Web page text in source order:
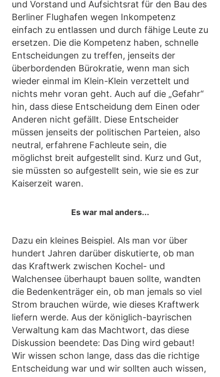
und Vorstand und Aufsichtsrat für den Bau des
Berliner Flughafen wegen Inkompetenz
einfach zu entlassen und durch fähige Leute zu
ersetzen. Die die Kompetenz haben, schnelle
Entscheidungen zu treffen, jenseits der
überbordenden Bürokratie, wenn man sich
wieder einmal im Klein-Klein verzettelt und
nichts mehr voran geht. Auch auf die „Gefahr“
hin, dass diese Entscheidung dem Einen oder
Anderen nicht gefällt. Diese Entscheider
müssen jenseits der politischen Parteien, also
neutral, erfahrene Fachleute sein, die
möglichst breit aufgestellt sind. Kurz und Gut,
sie müssten so aufgestellt sein, wie sie es zur
Kaiserzeit waren.
Es war mal anders...
Dazu ein kleines Beispiel. Als man vor über
hundert Jahren darüber diskutierte, ob man
das Kraftwerk zwischen Kochel- und
Walchensee überhaupt bauen sollte, wandten
die Bedenkenträger ein, ob man jemals so viel
Strom brauchen würde, wie dieses Kraftwerk
liefern werde. Aus der königlich-bayrischen
Verwaltung kam das Machtwort, das diese
Diskussion beendete: Das Ding wird gebaut!
Wir wissen schon lange, dass das die richtige
Entscheidung war und wir sollten auch wissen,